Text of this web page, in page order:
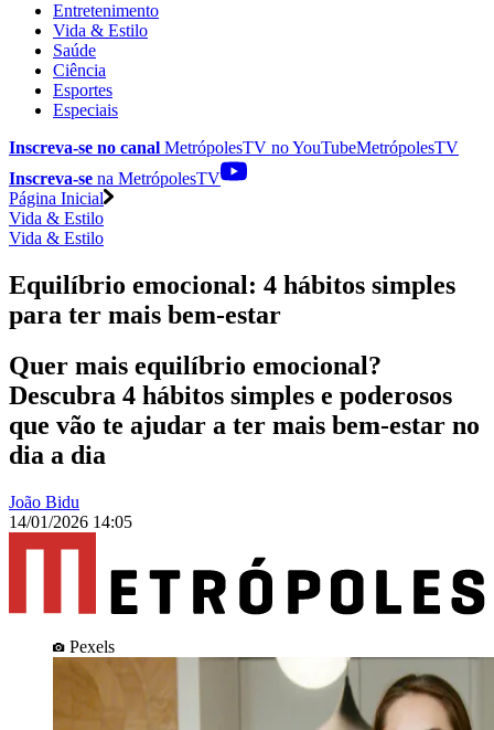
Entretenimento
Vida & Estilo
Saúde
Ciência
Esportes
Especiais
Inscreva-se no canal MetrópolesTV noYouTubeMetrópolesTV
Inscreva-se na MetrópolesTV
Página Inicial
Vida & Estilo
Vida & Estilo
Equilíbrio emocional: 4 hábitos simples
para ter mais bem-estar
Quer mais equilíbrio emocional?
Descubra 4 hábitos simples e poderosos
que vão te ajudar a ter mais bem-estar no
dia a dia
João Bidu
14/01/2026 14:05
Pexels